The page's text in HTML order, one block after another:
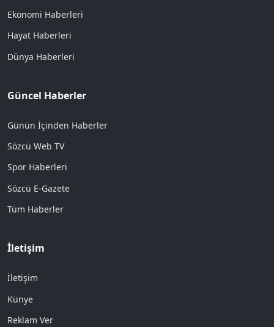
Ekonomi Haberleri
Hayat Haberleri
Dünya Haberleri
Güncel Haberler
Günün İçinden Haberler
Sözcü Web TV
Spor Haberleri
Sözcü E-Gazete
Tüm Haberler
İletişim
İletişim
Künye
Reklam Ver